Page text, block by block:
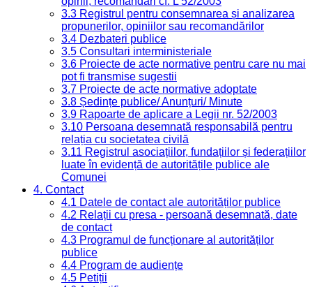
3.3 Registrul pentru consemnarea și analizarea
propunerilor, opiniilor sau recomandărilor
3.4 Dezbateri publice
3.5 Consultari interministeriale
3.6 Proiecte de acte normative pentru care nu mai
pot fi transmise sugestii
3.7 Proiecte de acte normative adoptate
3.8 Ședințe publice/ Anunțuri/ Minute
3.9 Rapoarte de aplicare a Legii nr. 52/2003
3.10 Persoana desemnată responsabilă pentru
relația cu societatea civilă
3.11 Registrul asociațiilor, fundațiilor și federațiilor
luate în evidență de autoritățile publice ale
Comunei
4. Contact
4.1 Datele de contact ale autorităților publice
4.2 Relații cu presa - persoană desemnată, date
de contact
4.3 Programul de funcționare al autorităților
publice
4.4 Program de audiențe
4.5 Petiții